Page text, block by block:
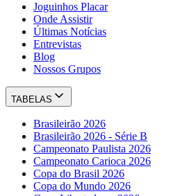
Joguinhos Placar
Onde Assistir
Últimas Notícias
Entrevistas
Blog
Nossos Grupos
TABELAS
Brasileirão 2026
Brasileirão 2026 - Série B
Campeonato Paulista 2026
Campeonato Carioca 2026
Copa do Brasil 2026
Copa do Mundo 2026